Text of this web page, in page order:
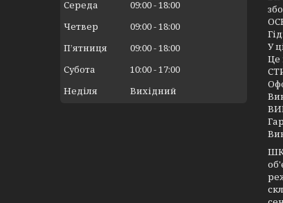
У
Це
Середа
09:00 18:00
Четвер
09:00 18:00
Пʼятниця
09:00 18:00
Субота
10:00 17:00
Неділя
Вихідний